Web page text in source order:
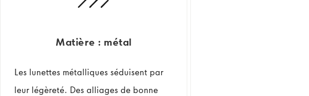
Matière : métal
Les lunettes métalliques séduisent par
leur légèreté. Des alliages de bonne